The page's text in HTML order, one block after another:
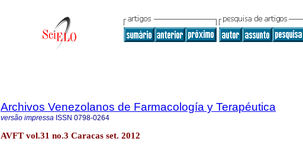
Archivos Venezolanos de Farmacología y Terapéutica
versão impressa ISSN 0798-0264
AVFT vol.31 no.3 Caracas set. 2012